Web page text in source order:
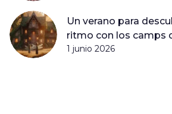
Un verano para
ritmo con los camps
1 junio 2026